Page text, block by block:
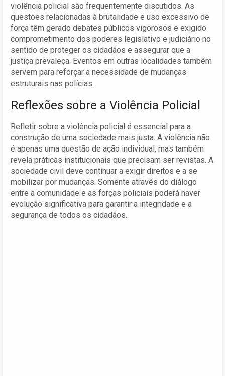
violência policial são frequentemente discutidos. As
questões relacionadas à brutalidade e uso excessivo de
força têm gerado debates públicos vigorosos e exigido
comprometimento dos poderes legislativo e judiciário no
sentido de proteger os cidadãos e assegurar que a
justiça prevaleça. Eventos em outras localidades também
servem para reforçar a necessidade de mudanças
estruturais nas polícias.
Reflexões sobre a Violência Policial
Refletir sobre a violência policial é essencial para a
construção de uma sociedade mais justa. A violência não
é apenas uma questão de ação individual, mas também
revela práticas institucionais que precisam ser revistas. A
sociedade civil deve continuar a exigir direitos e a se
mobilizar por mudanças. Somente através do diálogo
entre a comunidade e as forças policiais poderá haver
evolução significativa para garantir a integridade e a
segurança de todos os cidadãos.